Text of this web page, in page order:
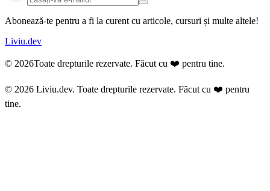
Abonează-te pentru a fi la curent cu articole, cursuri și multe altele!
Liviu.dev
© 2026Toate drepturile rezervate. Făcut cu ❤️ pentru tine.
© 2026 Liviu.dev. Toate drepturile rezervate. Făcut cu ❤️ pentru
tine.